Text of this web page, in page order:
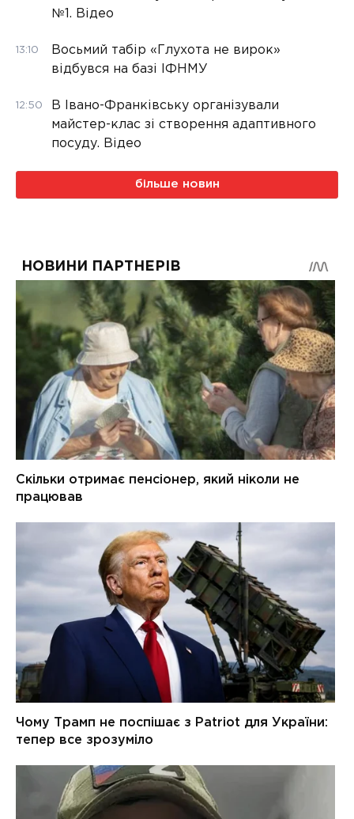
№1. Відео
13:10
Восьмий табір «Глухота не вирок»
відбувся на базі ІФНМУ
12:50
В Івано-Франківську організували
майстер-клас зі створення адаптивного
посуду. Відео
більше новин